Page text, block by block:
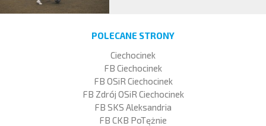
POLECANE STRONY
Ciechocinek
FB Ciechocinek
FB OSiR Ciechocinek
FB Zdrój OSiR Ciechocinek
FB SKS Aleksandria
FB CKB PoTężnie